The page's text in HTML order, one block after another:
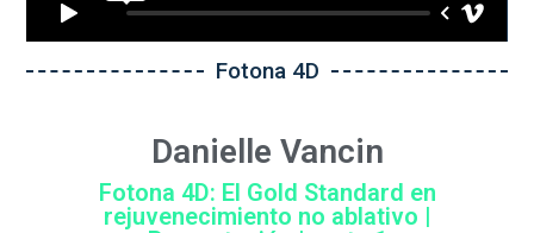
Fotona 4D
Danielle Vancin
Fotona 4D: El Gold Standard en
rejuvenecimiento no ablativo |